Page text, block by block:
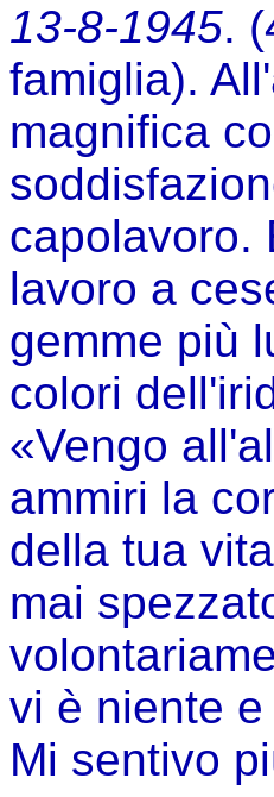
13-8-1945.
famiglia).
magnifica
capolavoro.
lavoro a
gemme più
colori
«Vengo
ammiri la
della tua
mai
vi è niente
Mi sentivo